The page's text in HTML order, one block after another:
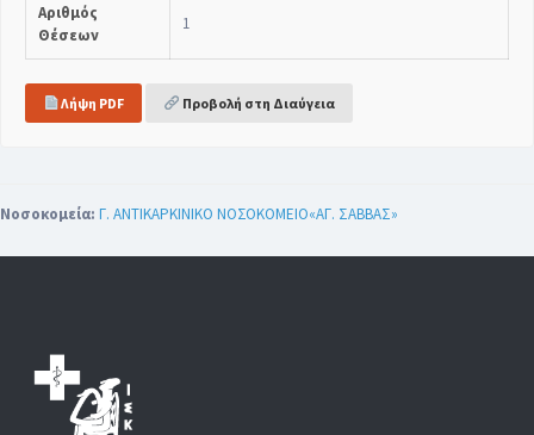
Αριθμός
Θέσεων
1
Λήψη PDF Προβολή στη Διαύγεια
Νοσοκομεία: Γ. ΑΝΤΙΚΑΡΚΙΝΙΚΟ ΝΟΣΟΚΟΜΕΙΟ«ΑΓ. ΣΑΒΒΑΣ»